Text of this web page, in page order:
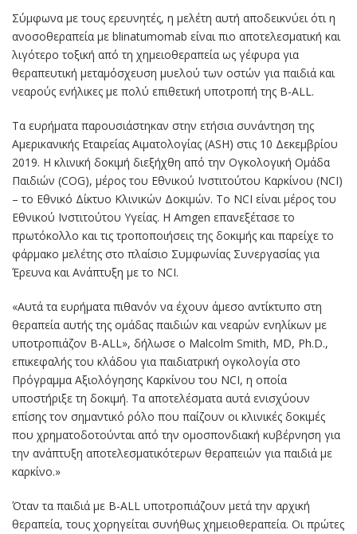
Σύμφωνα με τους ερευνητές, η μελέτη αυτή αποδεικνύει ότι η
ανοσοθεραπεία με blinatumomab είναι πιο αποτελεσματική και
λιγότερο τοξική από τη χημειοθεραπεία ως γέφυρα για
θεραπευτική μεταμόσχευση μυελού των οστών για παιδιά και
νεαρούς ενήλικες με πολύ επιθετική υποτροπή της B-ALL.
Τα ευρήματα παρουσιάστηκαν στην ετήσια συνάντηση της
Αμερικανικής Εταιρείας Αιματολογίας (ASH) στις 10 Δεκεμβρίου
2019. Η κλινική δοκιμή διεξήχθη από την Ογκολογική Ομάδα
Παιδιών (COG), μέρος του Εθνικού Ινστιτούτου Καρκίνου (NCI)
– το Εθνικό Δίκτυο Κλινικών Δοκιμών. Το NCI είναι μέρος του
Εθνικού Ινστιτούτου Υγείας. Η Amgen επανεξέτασε το
πρωτόκολλο και τις τροποποιήσεις της δοκιμής και παρείχε το
φάρμακο μελέτης στο πλαίσιο Συμφωνίας Συνεργασίας για
Έρευνα και Ανάπτυξη με το NCI.
«Αυτά τα ευρήματα πιθανόν να έχουν άμεσο αντίκτυπο στη
θεραπεία αυτής της ομάδας παιδιών και νεαρών ενηλίκων με
υποτροπιάζον B-ALL», δήλωσε ο Malcolm Smith, MD, Ph.D.,
επικεφαλής του κλάδου για παιδιατρική ογκολογία στο
Πρόγραμμα Αξιολόγησης Καρκίνου του NCI, η οποία
υποστήριξε τη δοκιμή. Τα αποτελέσματα αυτά ενισχύουν
επίσης τον σημαντικό ρόλο που παίζουν οι κλινικές δοκιμές
που χρηματοδοτούνται από την ομοσπονδιακή κυβέρνηση για
την ανάπτυξη αποτελεσματικότερων θεραπειών για παιδιά με
καρκίνο.»
Όταν τα παιδιά με B-ALL υποτροπιάζουν μετά την αρχική
θεραπεία, τους χορηγείται συνήθως χημειοθεραπεία. Οι πρώτες